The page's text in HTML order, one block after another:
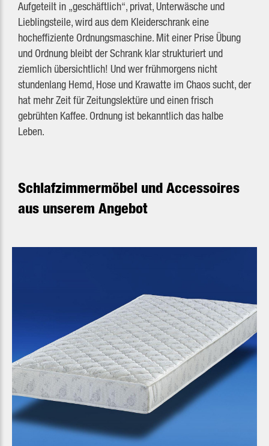
Aufgeteilt in „geschäftlich“, privat, Unterwäsche und
Lieblingsteile, wird aus dem Kleiderschrank eine
hocheffiziente Ordnungsmaschine. Mit einer Prise Übung
und Ordnung bleibt der Schrank klar strukturiert und
ziemlich übersichtlich! Und wer frühmorgens nicht
stundenlang Hemd, Hose und Krawatte im Chaos sucht, der
hat mehr Zeit für Zeitungslektüre und einen frisch
gebrühten Kaffee. Ordnung ist bekanntlich das halbe
Leben.
Schlafzimmermöbel und Accessoires
aus unserem Angebot